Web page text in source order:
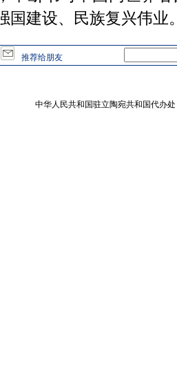
国建设、民族复兴伟业
推荐给朋友
中华人民共和国驻立陶宛共和国代办处